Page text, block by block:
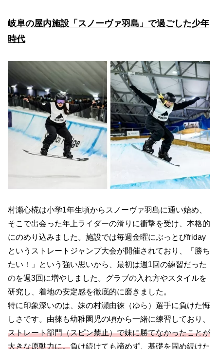
岐阜の屋内施設「スノーヴァ羽島」で過ごした少年
時代
村瀬心椛は小学1年生頃からスノーヴァ羽島に通い始め、
そこで出会った年上ライダーの滑りに衝撃を受け、本格的
にのめり込みました。施設では毎週金曜にぶっとびfriday
というストレートジャンプ大会が開催されており、「勝ち
たい！」という強い思いから、最初は週1回の練習だった
のを週3回に増やしました。グラブの入れ方やスタイルを
研究し、着地の安定感を徹底的に磨きました。
特に印象深いのは、妹の村瀬由徠（ゆら）選手に負けた悔
しさです。由徠も幼稚園児の頃から一緒に練習しており、
ストレート部門（スピン禁止）で妹に勝てなかったことが
大きな原動力に。負け続けても諦めず、基礎を固め続けた